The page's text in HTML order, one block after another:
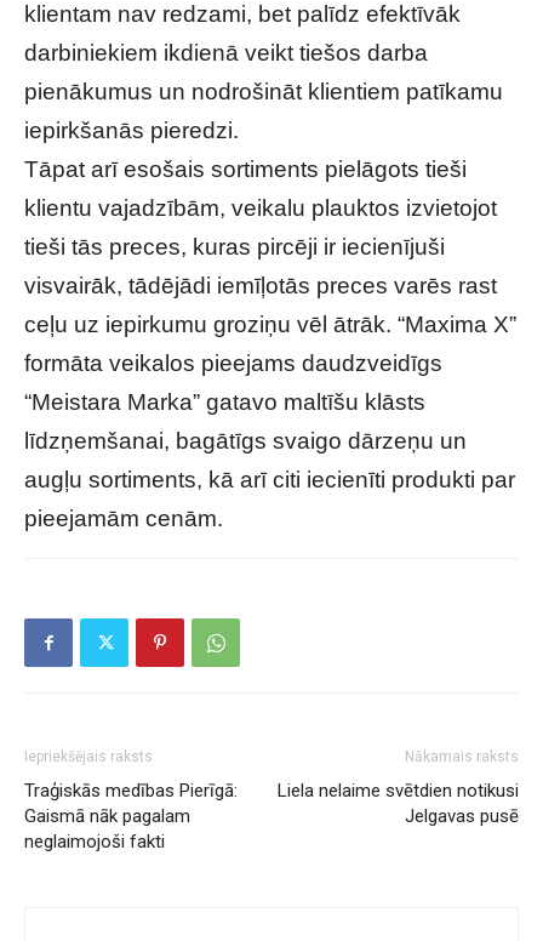
klientam nav redzami, bet palīdz efektīvāk
darbiniekiem ikdienā veikt tiešos darba
pienākumus un nodrošināt klientiem patīkamu
iepirkšanās pieredzi.
Tāpat arī esošais sortiments pielāgots tieši
klientu vajadzībām, veikalu plauktos izvietojot
tieši tās preces, kuras pircēji ir iecienījuši
visvairāk, tādējādi iemīļotās preces varēs rast
ceļu uz iepirkumu groziņu vēl ātrāk. “Maxima X”
formāta veikalos pieejams daudzveidīgs
“Meistara Marka” gatavo maltīšu klāsts
līdzņemšanai, bagātīgs svaigo dārzeņu un
augļu sortiments, kā arī citi iecienīti produkti par
pieejamām cenām.
Iepriekšējais raksts
Traģiskās medības Pierīgā:
Gaismā nāk pagalam
neglaimojoši fakti
Nākamais raksts
Liela nelaime svētdien notikusi
Jelgavas pusē